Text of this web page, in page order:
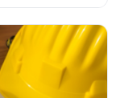
fase
bisa
dari hal
Anda